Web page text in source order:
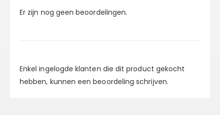
Er zijn nog geen beoordelingen.
Enkel ingelogde klanten die dit product gekocht
hebben, kunnen een beoordeling schrijven.